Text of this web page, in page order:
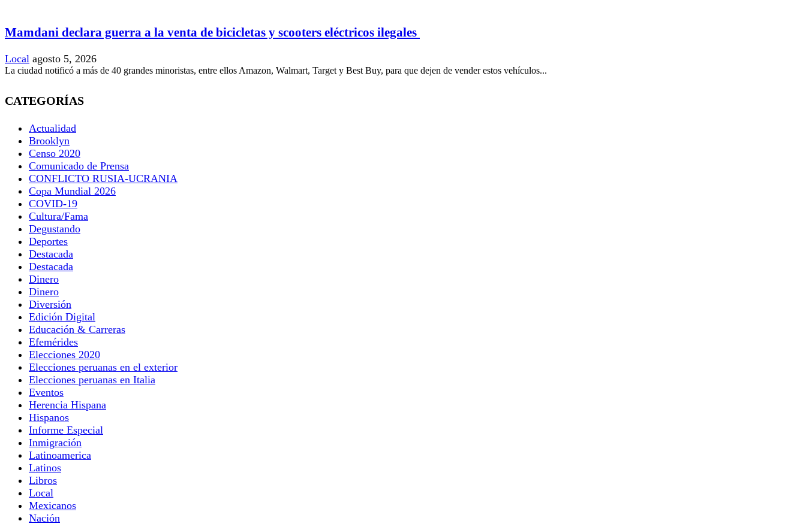
Mamdani declara guerra a la venta de bicicletas y scooters eléctricos ilegales
Local agosto 5, 2026
La ciudad notificó a más de 40 grandes minoristas, entre ellos Amazon, Walmart, Target y Best Buy, para que dejen de vender estos vehículos...
CATEGORÍAS
Actualidad
Brooklyn
Censo 2020
Comunicado de Prensa
CONFLICTO RUSIA-UCRANIA
Copa Mundial 2026
COVID-19
Cultura/Fama
Degustando
Deportes
Destacada
Destacada
Dinero
Dinero
Diversión
Edición Digital
Educación & Carreras
Efemérides
Elecciones 2020
Elecciones peruanas en el exterior
Elecciones peruanas en Italia
Eventos
Herencia Hispana
Hispanos
Informe Especial
Inmigración
Latinoamerica
Latinos
Libros
Local
Mexicanos
Nación